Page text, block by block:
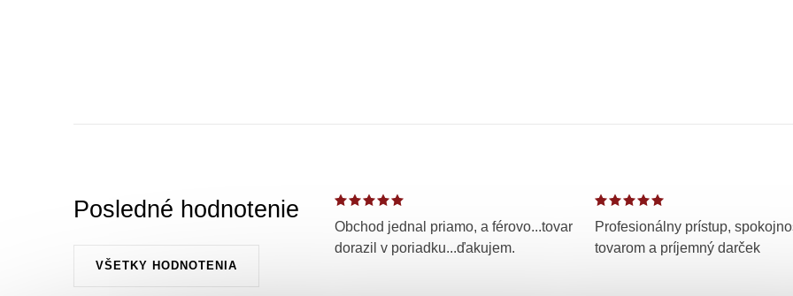
Posledné hodnotenie
VŠETKY HODNOTENIA
Obchod jednal priamo, a férovo...tovar
dorazil v poriadku...ďakujem.
Profesionálny prístup,
tovarom a príjemný darček